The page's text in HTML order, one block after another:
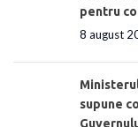
pentru
8 august
supune